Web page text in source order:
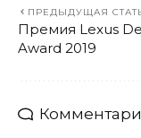
ПРЕДЫДУЩАЯ
Премия Lexus
Award 2019